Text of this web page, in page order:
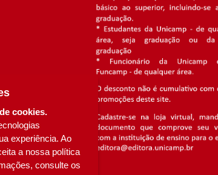
cookies.
experiência. Ao
a nossa política
consulte os